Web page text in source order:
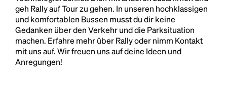
geh Rally auf Tour zu gehen. In unseren hochklassigen
und komfortablen Bussen musst du dir keine
Gedanken über den Verkehr und die Parksituation
machen. Erfahre mehr über Rally oder nimm Kontakt
mit uns auf. Wir freuen uns auf deine Ideen und
Anregungen!
the leap into electronic typesetting, remaining
essentially unchanged.